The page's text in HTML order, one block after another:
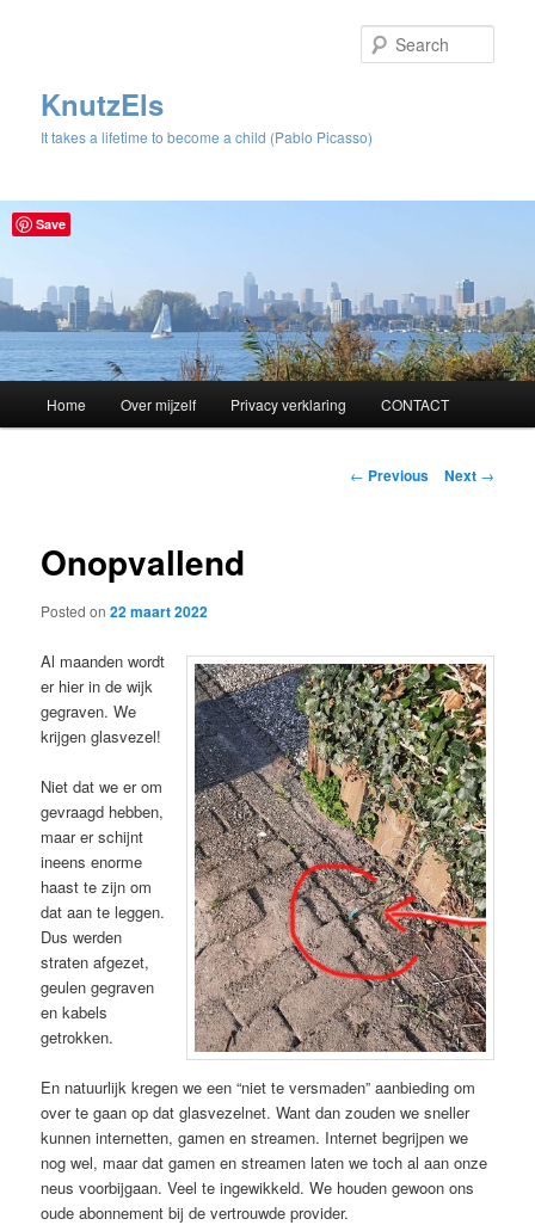
KnutzEls
It takes a lifetime to become a child (Pablo Picasso)
Skip
content
Home Over mijzelf Privacy verklaring CONTACT
Post
← Previous Next →
Onopvallend
Posted on22 maart 2022
Al maanden wordt
er hier in de wijk
gegraven. We
krijgen glasvezel!
Niet dat we er om
gevraagd hebben,
maar er schijnt
ineens enorme
haast te zijn om
dat aan te leggen.
Dus werden
straten afgezet,
geulen gegraven
en kabels
getrokken.
En natuurlijk kregen we een “niet te versmaden” aanbieding om
over te gaan op dat glasvezelnet. Want dan zouden we sneller
kunnen internetten, gamen en streamen. Internet begrijpen we
nog wel, maar dat gamen en streamen laten we toch al aan onze
neus voorbijgaan. Veel te ingewikkeld. We houden gewoon ons
oude abonnement bij de vertrouwde provider.
Save